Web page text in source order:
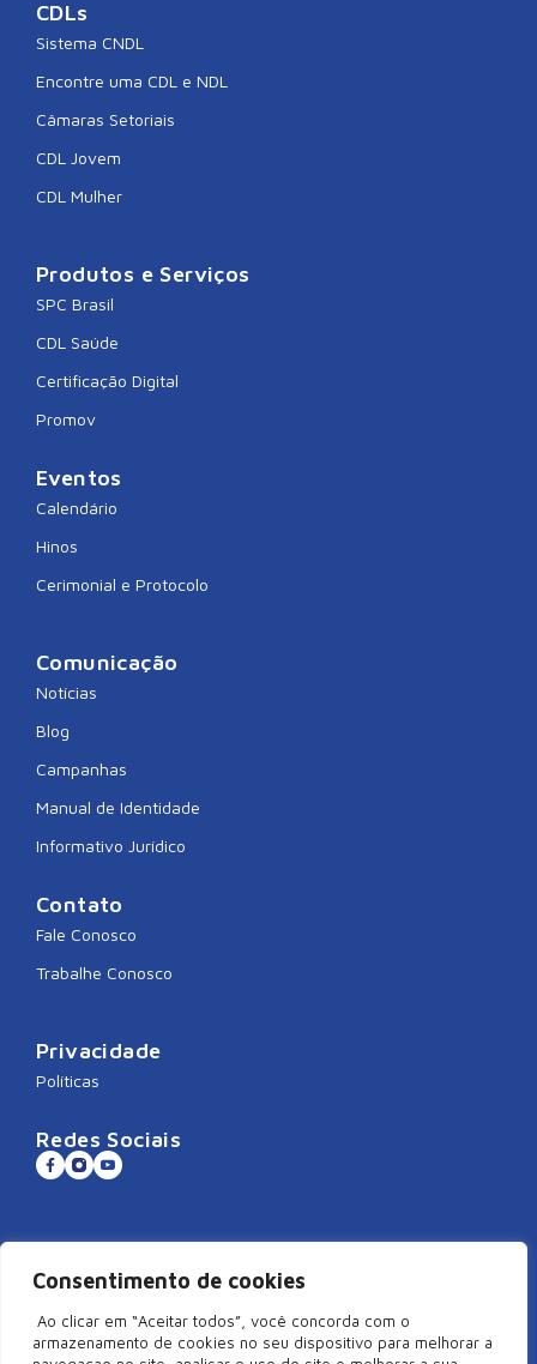
Consentimento de cookies
Ao clicar em “Aceitar todos”, você concorda com o
armazenamento de cookies no seu dispositivo para melhorar a
CDLs
Sistema CNDL
Encontre uma CDL e NDL
Câmaras Setoriais
CDL Jovem
CDL Mulher
Produtos e Serviços
SPC Brasil
CDL Saúde
Certificação Digital
Promov
Eventos
Calendário
Hinos
Cerimonial e Protocolo
Comunicação
Notícias
Blog
Campanhas
Manual de Identidade
Informativo Jurídico
Contato
Fale Conosco
Trabalhe Conosco
Privacidade
Políticas
Redes Sociais
Sistema CNDL